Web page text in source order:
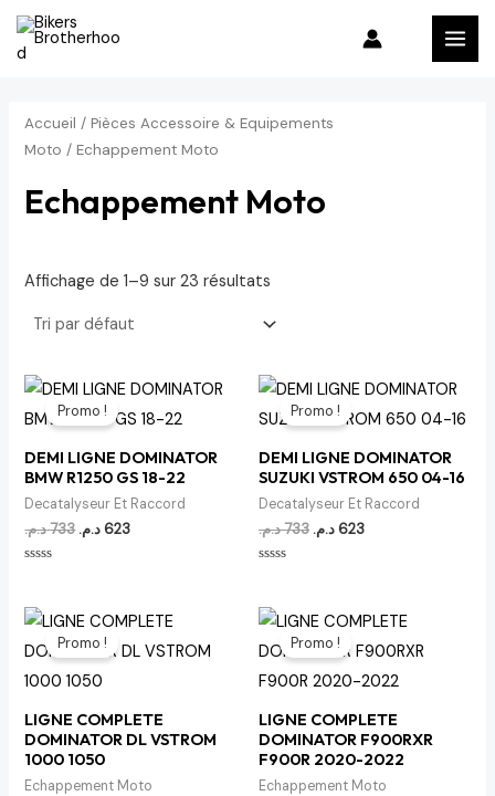
Aller
P
r
m
n
x
Accueil /Pièces Accessoire & Equipements
Moto / Echappement Moto
Echappement Moto
Affichage de 1–9 sur 23 résultats
Promo !
DEMI LIGNE DOMINATOR
BMW R1250 GS 18-22
Decatalyseur Et Raccord
733د.م.
Le
prix
initial
733 د.م..
623 د.م.
Le
actuel
623 د.م..
5
Promo !
DEMI LIGNE DOMINATOR
SUZUKI VSTROM 650 04-16
Decatalyseur Et Raccord
733د.م.
Le
prix
initial
733 د.م..
623 د.م.
Le
actuel
623 د.م..
5
Promo !
LIGNE COMPLETE
DOMINATOR DL VSTROM
1000 1050
Echappement Moto
Le
prix
initial
était :
Le
actuel
Promo !
LIGNE COMPLETE
DOMINATOR F900RXR
F900R 2020-2022
Echappement Moto
Le
prix
initial
était :
3,933 د.م..
Le
actuel
est :